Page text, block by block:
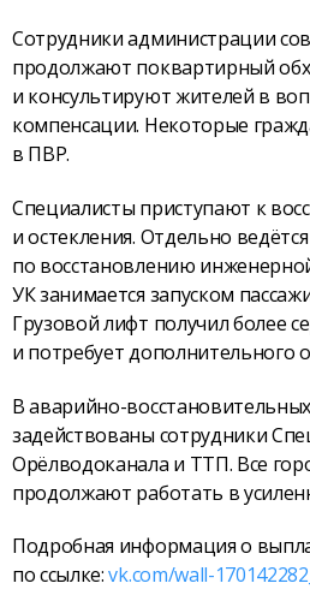
Сотрудники администрации
продолжают поквартирный
и консультируют жителей в
компенсации. Некоторые
в ПВР.
Специалисты приступают к
и остекления. Отдельно
по восстановлению
УК занимается запуском
Грузовой лифт получил более
и потребует дополнительного
В аварийно-
задействованы сотрудники
Орёлводоканала и ТТП. Все
продолжают работать в
Подробная информация о
по ссылке:vk.com/wall-